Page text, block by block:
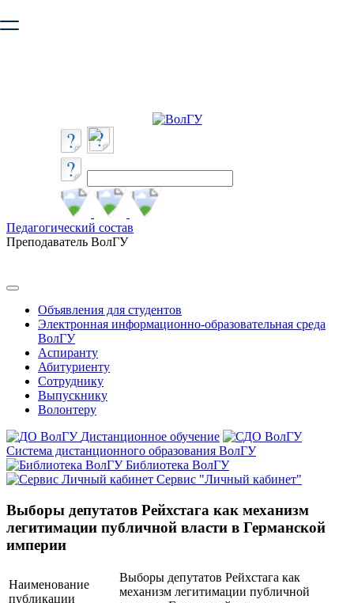
безопасную работу с сайтом. Пожалуйста
Педагогический состав
Преподаватель ВолГУ
Объявления для студентов
Электронная информационно-образовательная среда
ВолГУ
Аспиранту
Абитуриенту
Сотруднику
Выпускнику
Волонтеру
Дистанционное обучение
Система дистанционного образования ВолГУ
Библиотека ВолГУ
Сервис "Личный кабинет"
Выборы депутатов Рейхстага как механизм
легитимации публичной власти в Германской
империи
Наименование
публикации
Выборы депутатов Рейхстага как
механизм легитимации публичной